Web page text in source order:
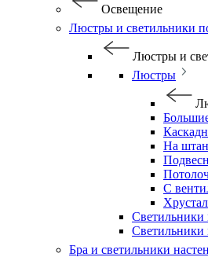
Освещение
Люстры и светильники
Люстры и
Люстры
На
С
Светильники
Светильники
Бра и светильники